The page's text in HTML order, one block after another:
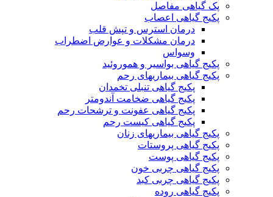
پک گیاهی مفاصل
پکیج گیاهی اعصاب
درمان استرس و تپش قلب
درمان مشکلات و عوارض اضطراب
وسواس
پکیج گیاهی بواسیر و هموروئید
پکیج گیاهی بیماریهای رحم
پکیج گیاهی تنبلی تخمدان
پکیج گیاهی ضخامت آندومتر
پکیج گیاهی عفونت و ترشحات رحم
پکیج گیاهی کیست رحم
پکیج گیاهی بیماریهای زنان
پکیج گیاهی پروستات
پکیج گیاهی پوست
پکیج گیاهی چربی خون
پکیج گیاهی چربی کبد
پکیج گیاهی روده